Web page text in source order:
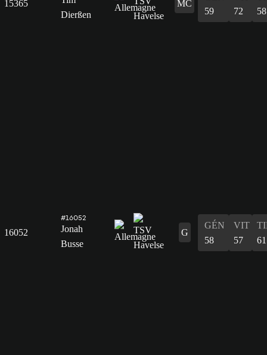
15365
Dierßen
MC
59
72
58
16052
#16052
Jonah
Busse
G
GÉN
58
VIT
57
61